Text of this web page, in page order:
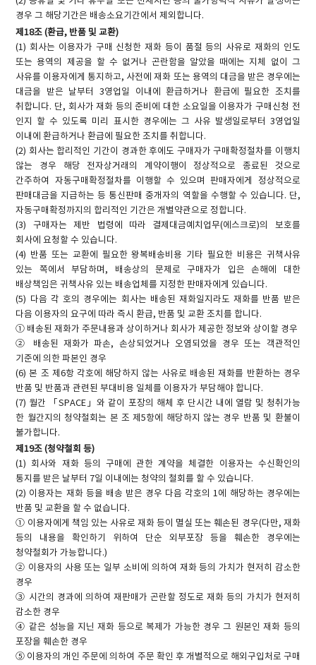
경우 그 해당기간은 배송소요기간에서 제외합니다.
제18조 (환급, 반품 및 교환)
(1) 회사는 이용자가 구매 신청한 재화 등이 품절 등의 사유로 재화의 인도
또는 용역의 제공을 할 수 없거나 곤란함을 알았을 때에는 지체 없이 그
사유를 이용자에게 통지하고, 사전에 재화 또는 용역의 대금을 받은 경우에는
대금을 받은 날부터 3영업일 이내에 환급하거나 환급에 필요한 조치를
취합니다. 단, 회사가 재화 등의 준비에 대한 소요일을 이용자가 구매신청 전
인지 할 수 있도록 미리 표시한 경우에는 그 사유 발생일로부터 3영업일
이내에 환급하거나 환급에 필요한 조치를 취합니다.
(2) 회사는 합리적인 기간이 경과한 후에도 구매자가 구매확정절차를 이행치
않는 경우 해당 전자상거래의 계약이행이 정상적으로 종료된 것으로
간주하여 자동구매확정절차를 이행할 수 있으며 판매자에게 정상적으로
판매대금을 지급하는 등 통신판매 중개자의 역할을 수행할 수 있습니다. 단,
자동구매확정까지의 합리적인 기간은 개별약관으로 정합니다.
(3) 구매자는 제반 법령에 따라 결제대금예치업무(에스크로)의 보호를
회사에 요청할 수 있습니다.
(4) 반품 또는 교환에 필요한 왕복배송비용 기타 필요한 비용은 귀책사유
있는 쪽에서 부담하며, 배송상의 문제로 구매자가 입은 손해에 대한
배상책임은 귀책사유 있는 배송업체를 지정한 판매자에게 있습니다.
(5) 다음 각 호의 경우에는 회사는 배송된 재화일지라도 재화를 반품 받은
다음 이용자의 요구에 따라 즉시 환급, 반품 및 교환 조치를 합니다.
① 배송된 재화가 주문내용과 상이하거나 회사가 제공한 정보와 상이할 경우
② 배송된 재화가 파손, 손상되었거나 오염되었을 경우 또는 객관적인
기준에 의한 파본인 경우
(6) 본 조 제6항 각호에 해당하지 않는 사유로 배송된 재화를 반환하는 경우
반품 및 반품과 관련된 부대비용 일체를 이용자가 부담해야 합니다.
(7) 월간 「SPACE」와 같이 포장의 해체 후 단시간 내에 열람 및 청취가능
한 월간지의 청약철회는 본 조 제5항에 해당하지 않는 경우 반품 및 환불이
불가합니다.
제19조 (청약철회 등)
(1) 회사와 재화 등의 구매에 관한 계약을 체결한 이용자는 수신확인의
통지를 받은 날부터 7일 이내에는 청약의 철회를 할 수 있습니다.
(2) 이용자는 재화 등을 배송 받은 경우 다음 각호의 1에 해당하는 경우에는
반품 및 교환을 할 수 없습니다.
① 이용자에게 책임 있는 사유로 재화 등이 멸실 또는 훼손된 경우(다만, 재화
등의 내용을 확인하기 위하여 단순 외부포장 등을 훼손한 경우에는
청약철회가 가능합니다.)
② 이용자의 사용 또는 일부 소비에 의하여 재화 등의 가치가 현저히 감소한
경우
③ 시간의 경과에 의하여 재판매가 곤란할 정도로 재화 등의 가치가 현저히
감소한 경우
④ 같은 성능을 지닌 재화 등으로 복제가 가능한 경우 그 원본인 재화 등의
포장을 훼손한 경우
⑤ 이용자의 개인 주문에 의하여 주문 확인 후 개별적으로 해외구입처로 구매